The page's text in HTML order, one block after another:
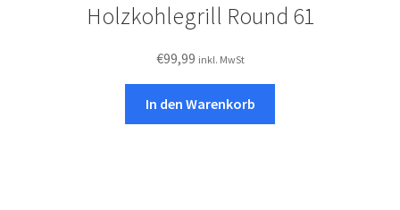
Holzkohlegrill Round 61
€99,99 inkl. MwSt
In den Warenkorb